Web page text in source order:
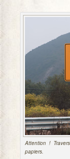
Atten­tion !
papiers.